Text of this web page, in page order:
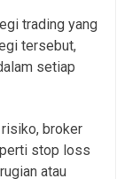
trading yang
tersebut,
setiap
broker
stop loss
atau